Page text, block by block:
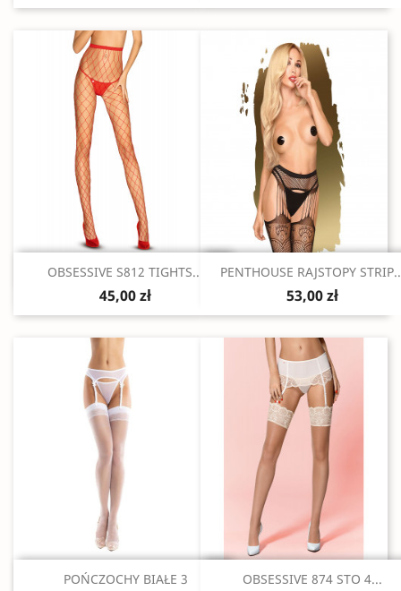
Szybki podgląd
OBSESSIVE S812 TIGHTS...
45,00 zł
Szybki podgląd
PENTHOUSE RAJSTOPY
53,00 zł
Szybki podgląd
POŃCZOCHY BIAŁE 3 Szybki podgląd
OBSESSIVE 874 STO 4...